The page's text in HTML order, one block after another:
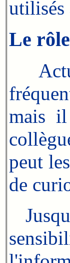
utilisés
Le
mais
peut
de